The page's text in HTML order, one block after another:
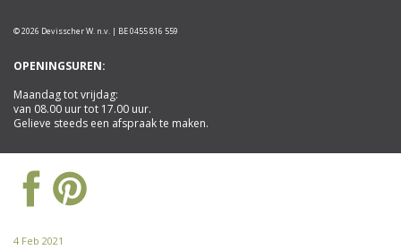
© 2026 Devisscher W. n.v. | BE 0455 816 559
OPENINGSUREN:
Maandag tot vrijdag:
van 08.00 uur tot 17.00 uur.
Gelieve steeds een afspraak te maken.
4 Feb 2021